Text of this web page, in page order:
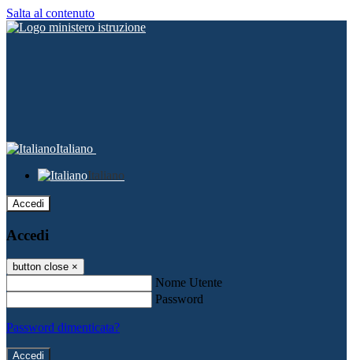
Salta al contenuto
Italiano
Italiano
Accedi
Accedi
button close ×
Nome Utente
Password
Password dimenticata?